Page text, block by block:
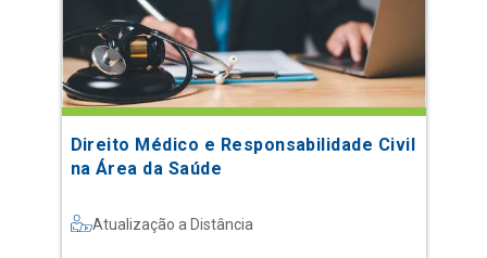
Direito Médico e Responsabilidade Civil
na Área da Saúde
Atualização a Distância